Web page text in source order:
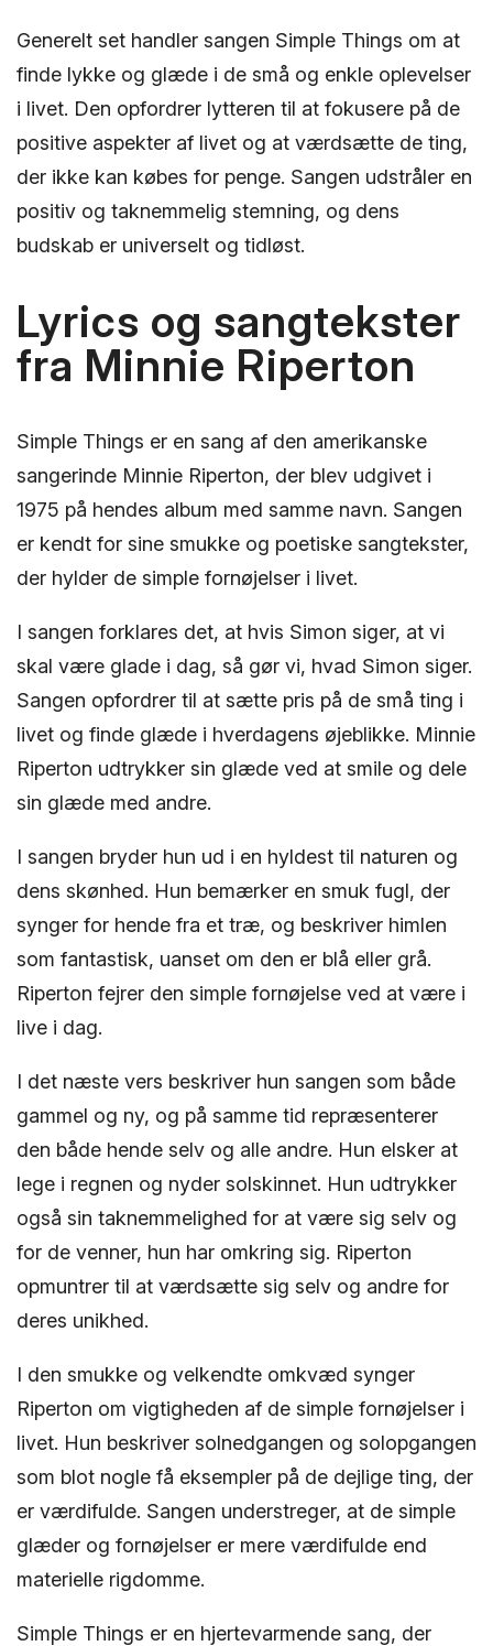
Generelt set handler sangen Simple Things om at
finde lykke og glæde i de små og enkle oplevelser
i livet. Den opfordrer lytteren til at fokusere på de
positive aspekter af livet og at værdsætte de ting,
der ikke kan købes for penge. Sangen udstråler en
positiv og taknemmelig stemning, og dens
budskab er universelt og tidløst.
Lyrics og sangtekster
fra Minnie Riperton
Simple Things er en sang af den amerikanske
sangerinde Minnie Riperton, der blev udgivet i
1975 på hendes album med samme navn. Sangen
er kendt for sine smukke og poetiske sangtekster,
der hylder de simple fornøjelser i livet.
I sangen forklares det, at hvis Simon siger, at vi
skal være glade i dag, så gør vi, hvad Simon siger.
Sangen opfordrer til at sætte pris på de små ting i
livet og finde glæde i hverdagens øjeblikke. Minnie
Riperton udtrykker sin glæde ved at smile og dele
sin glæde med andre.
I sangen bryder hun ud i en hyldest til naturen og
dens skønhed. Hun bemærker en smuk fugl, der
synger for hende fra et træ, og beskriver himlen
som fantastisk, uanset om den er blå eller grå.
Riperton fejrer den simple fornøjelse ved at være i
live i dag.
I det næste vers beskriver hun sangen som både
gammel og ny, og på samme tid repræsenterer
den både hende selv og alle andre. Hun elsker at
lege i regnen og nyder solskinnet. Hun udtrykker
også sin taknemmelighed for at være sig selv og
for de venner, hun har omkring sig. Riperton
opmuntrer til at værdsætte sig selv og andre for
deres unikhed.
I den smukke og velkendte omkvæd synger
Riperton om vigtigheden af de simple fornøjelser i
livet. Hun beskriver solnedgangen og solopgangen
som blot nogle få eksempler på de dejlige ting, der
er værdifulde. Sangen understreger, at de simple
glæder og fornøjelser er mere værdifulde end
materielle rigdomme.
Simple Things er en hjertevarmende sang, der